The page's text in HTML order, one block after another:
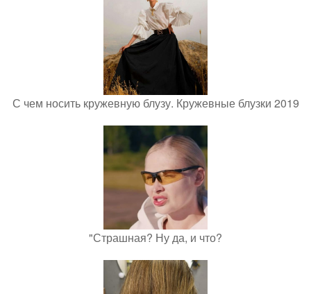
С чем носить кружевную блузу. Кружевные блузки 2019
"Страшная? Ну да, и что?